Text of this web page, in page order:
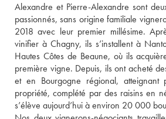
Alexandre et Pierre-Alexandre sont
passionnés, sans origine familiale
2018 avec leur premier millésime.
vinifier à Chagny, ils s’installent à
Hautes Côtes de Beaune, où ils
première vigne. Depuis, ils ont acheté
et en Bourgogne régional, atteignant
propriété, complété par des raisins en
s’élève aujourd’hui à environ 20 000